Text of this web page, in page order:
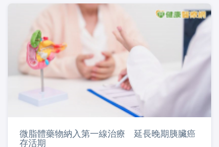
微脂體藥物納入第一線治療 延長晚期胰臟癌
存活期